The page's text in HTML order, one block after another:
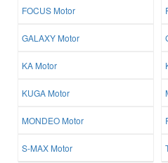
FOCUS Motor
GALAXY Motor
KA Motor
KUGA Motor
MONDEO Motor
S-MAX Motor